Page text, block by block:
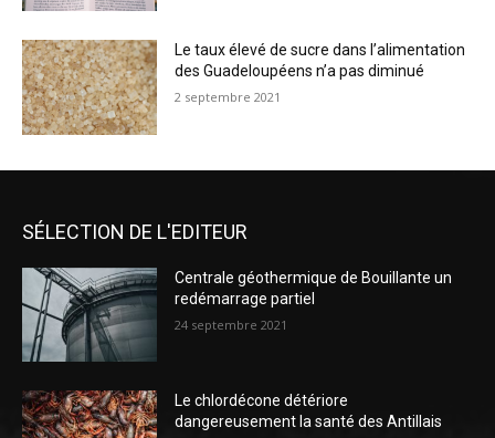
Le taux élevé de sucre dans l’alimentation
des Guadeloupéens n’a pas diminué
2 septembre 2021
SÉLECTION DE L'EDITEUR
Centrale géothermique de Bouillante un
redémarrage partiel
24 septembre 2021
Le chlordécone détériore
dangereusement la santé des Antillais